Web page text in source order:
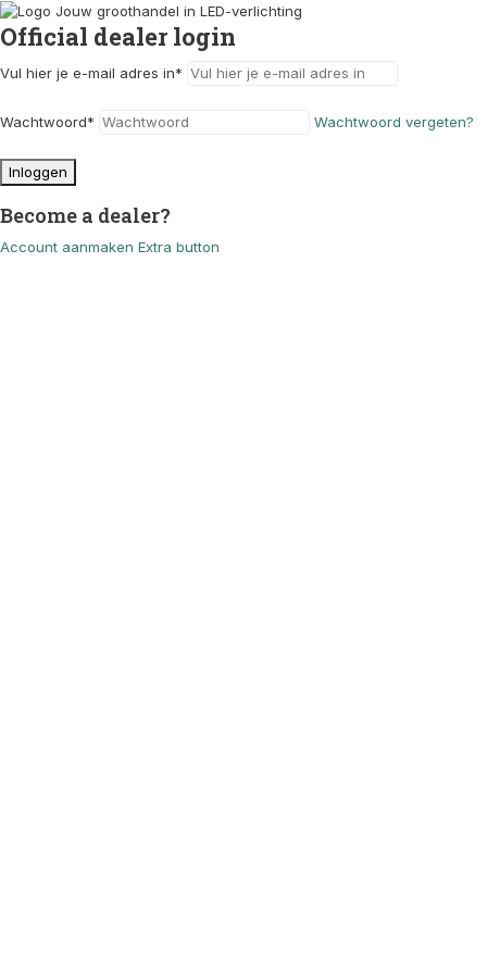
Official dealer login
Vul hier je e-mail adres in*
Wachtwoord* Wachtwoord vergeten?
Inloggen
Become a dealer?
Account aanmaken Extra button